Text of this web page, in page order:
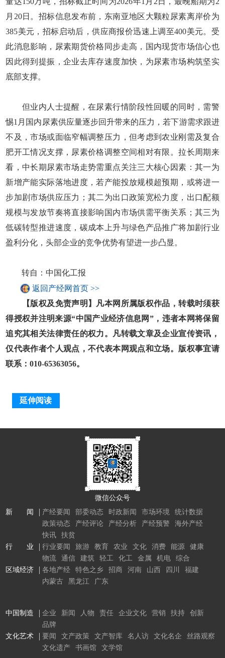
月20日。招标信息发布前，东南亚地区大颗粒尿素离岸价为
385美元，招标启动后，供应商报价迅速上调至400美元。受
此消息影响，尿素期货价格同步走高，国内现货市场信心也
因此得到提振，企业去库存速度加快，为尿素市场构筑坚实
底部支撑。
但业内人士提醒，在尿素行情阶段性回暖的同时，需警
惕1月国内尿素供应量逐步回升带来的压力，若下游需求跟进
不及，市场或面临窄幅调整压力，但考虑到农业刚需及复合
肥开工情况支撑，尿素价格调整空间相对有限。拉长周期来
看，中长期尿素市场走势需重点关注三大核心因素：其一为
新增产能实际落地进度，若产能投放规模超预期，或将进一
步加剧市场供应压力；其二为出口政策宽松力度，出口配额
规模与发放节奏将直接影响国内市场供需平衡关系；其三为
低碳转型推进速度，碳成本上升与绿色产品推广将加剧行业
盈利分化，头部企业的竞争优势有望进一步凸显。
转自：中国化工报
返回产经网首页 >>
【版权及免责声明】凡本网所属版权作品，转载时须获
得授权并注明来源“中国产业经济信息网”，违者本网将保留
追究其相关法律责任的权力。凡转载文章及企业宣传资讯，
仅代表作者个人观点，不代表本网观点和立场。版权事宜请
联系：010-65363056。
延伸阅读
微信公众号
新 闻
产经要闻 部委动态 时政新闻 市场环境
统计数据
政策动态
产经评论 产经分析 产经预警
海外产经
快讯
扶贫
行 业
行业要闻 旅游 教育 农业 文化 消费 能源
健康
物流
通信 建筑 轻工 化工 金属 机电
综合
区域经济
各地产经 特色之乡 招商 河南 山西 四川
福建
内蒙古
黑龙江 广东
中国制造 企业 新闻 人物 责任 企业文化 营销 扶持
创新
品牌
文化艺术
要闻 文产政策 文产智库 名人访 文化名企
丝路观察
文化遗产
书画馆 文学馆